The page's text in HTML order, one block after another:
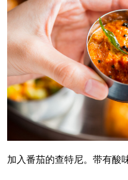
加入番茄的查特尼。带有酸